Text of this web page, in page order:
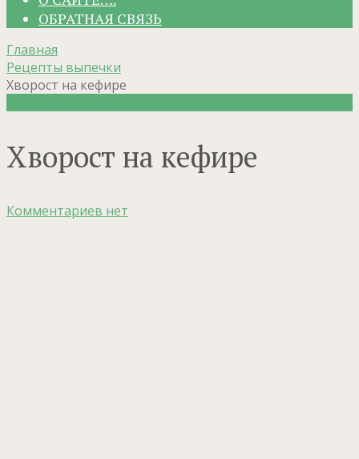
ОБРАТНАЯ СВЯЗЬ
Главная
Рецепты выпечки
Хворост на кефире
Хворост на кефире
Комментариев нет